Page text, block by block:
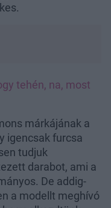
tehén, na, most
márkájának a
igencsak furcsa
tudjuk
darabot, ami a
De addig-
a modellt meghívó